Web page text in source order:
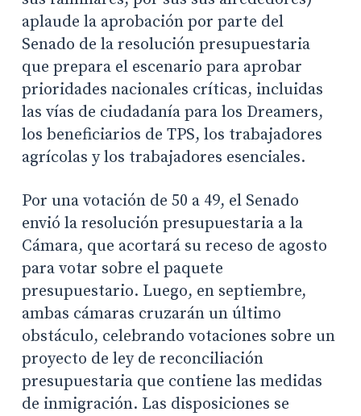
aplaude la aprobación por parte del
Senado de la resolución presupuestaria
que prepara el escenario para aprobar
prioridades nacionales críticas, incluidas
las vías de ciudadanía para los Dreamers,
los beneficiarios de TPS, los trabajadores
agrícolas y los trabajadores esenciales.
Por una votación de 50 a 49, el Senado
envió la resolución presupuestaria a la
Cámara, que acortará su receso de agosto
para votar sobre el paquete
presupuestario. Luego, en septiembre,
ambas cámaras cruzarán un último
obstáculo, celebrando votaciones sobre un
proyecto de ley de reconciliación
presupuestaria que contiene las medidas
de inmigración. Las disposiciones se